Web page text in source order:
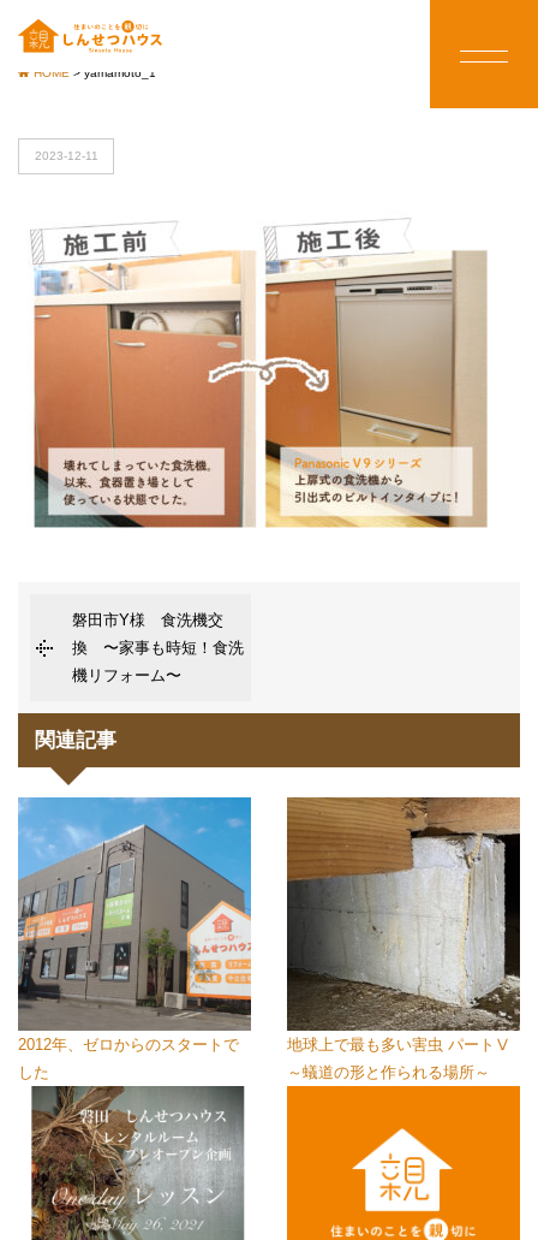
HOME > yamamoto_1
2023-12-11
磐田市Y様 食洗機交
換 〜家事も時短！食洗
機リフォーム〜
関連記事
2012年、ゼロからのスタートで
した
地球上で最も多い害虫 パートⅤ
～蟻道の形と作られる場所～